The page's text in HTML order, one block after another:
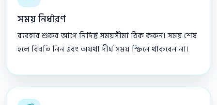
সময় নির্ধারণ
ব্যবহার শুরুর আগে নির্দিষ্ট সময়সীমা ঠিক করুন। সময় শেষ
হলে বিরতি নিন এবং অযথা দীর্ঘ সময় স্ক্রিনে থাকবেন না।